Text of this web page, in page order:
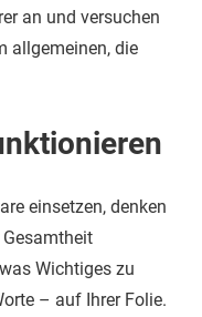
an und versuchen
allgemeinen, die
einsetzen, denken
Wichtiges zu
– auf Ihrer Folie.